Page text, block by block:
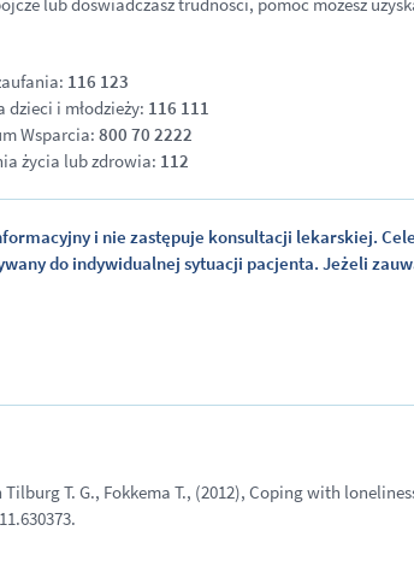
116 123
i młodzieży: 116 111
Wsparcia: 800 70 2222
życia lub zdrowia: 112
i nie zastępuje konsultacji lekarskiej.
do indywidualnej sytuacji pacjenta. Jeżeli
Tilburg T. G., Fokkema T., (2012), Coping with